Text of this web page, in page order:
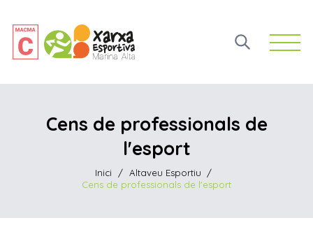
Open
Cens de professionals de
l'esport
Inici / Altaveu Esportiu
/
Cens de professionals de l'esport